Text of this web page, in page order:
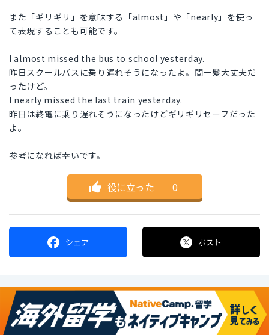
また「ギリギリ」を意味する「almost」や「nearly」を使っ
て表現することも可能です。
I almost missed the bus to school yesterday.
昨日スクールバスに乗り遅れそうになったよ。間一髪大丈夫だ
ったけど。
I nearly missed the last train yesterday.
昨日は終電に乗り遅れそうになったけどギリギリセーフだった
よ。
参考になれば幸いです。
役に立った ｜ 0
シェア ポスト